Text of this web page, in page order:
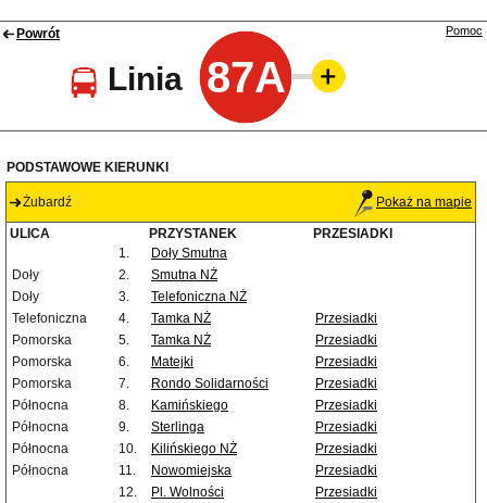
Powrót
Linia 87A
Pomoc
PODSTAWOWE KIERUNKI
Żubardź Pokaż na mapie
ULICA PRZYSTANEK
PRZESIADKI
1.
Doły Smutna
Doły
2.
Smutna NŻ
Doły
3.
Telefoniczna NŻ
Telefoniczna
4. Tamka NŻ
Przesiadki
Pomorska
5. Tamka NŻ
Przesiadki
Pomorska
6. Matejki
Przesiadki
Pomorska
7. Rondo Solidarności
Przesiadki
Północna
8. Kamińskiego
Przesiadki
Północna
9. Sterlinga
Przesiadki
Północna
10. Kilińskiego NŻ
Przesiadki
Północna
11. Nowomiejska
Przesiadki
12.
Pl. Wolności
Przesiadki